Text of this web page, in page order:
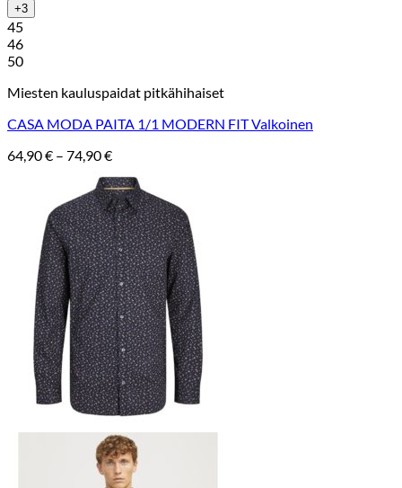
+3
45
46
50
Miesten kauluspaidat pitkähihaiset
CASA MODA PAITA 1/1 MODERN FIT Valkoinen
64,90€ – 74,90€Hintaluokka:
-
74,90 €